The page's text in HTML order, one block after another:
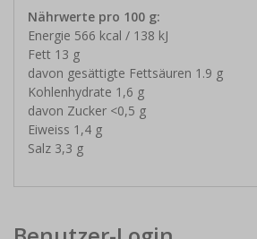
Nährwerte pro 100 g:
Energie 566 kcal / 138 kJ
Fett 13 g
davon gesättigte Fettsäuren 1.9 g
Kohlenhydrate 1,6 g
davon Zucker <0,5 g
Eiweiss 1,4 g
Salz 3,3 g